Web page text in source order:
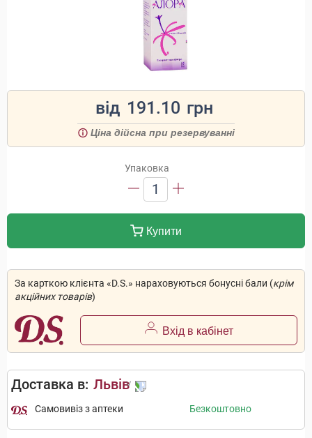
від 191.10 грн
Ціна дійсна при резервуванні
Упаковка
1
Купити
За карткою клієнта «D.S.» нараховуються бонусні бали (крім
акційних товарів)
Вхід в кабінет
Доставка в: Львів
Самовивіз з аптеки Безкоштовно